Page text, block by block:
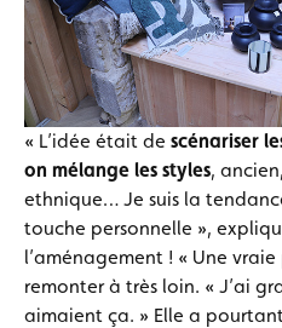
« L’idée était de scénariser
on mélange les styles,
ethnique… Je suis la
touche personnelle »,
l’aménagement ! « Une
remonter à très loin. « J’ai
aimaient ça. » Elle a